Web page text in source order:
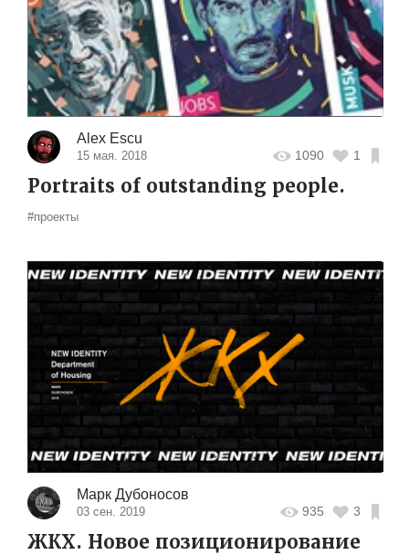
Alex Escu
15 мая. 2018 1090 1
Portraits of outstanding people.
#проекты
Марк Дубоносов
03 сен. 2019 935 3
ЖКХ. Новое позиционирование